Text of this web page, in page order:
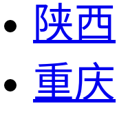
陕西
重庆